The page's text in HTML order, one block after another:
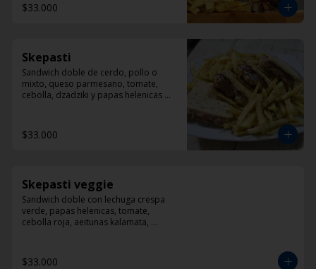
$33.000
Skepasti
Sandwich doble de cerdo, pollo o
mixto, queso parmesano, tomate,
cebolla, dzadziki y papas helenicas
$33.000
Skepasti veggie
Sandwich doble con lechuga crespa
verde, papas helenicas, tomate,
cebolla roja, aeitunas kalamata,
$33.000